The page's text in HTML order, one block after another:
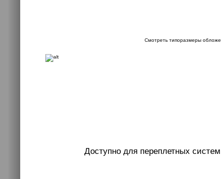
Смотреть типоразмеры
Доступно для переплетных